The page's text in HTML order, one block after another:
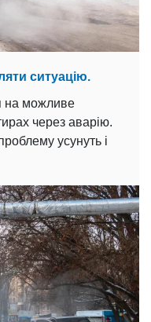
ситуацію.
на можливе
через аварію.
усунуть і